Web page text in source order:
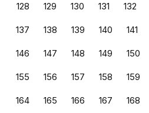
128 129 130 131 132
137 138 139 140 141
146 147 148 149 150
155 156 157 158 159
164 165 166 167 168